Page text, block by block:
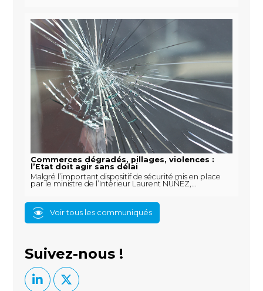
Commerces dégradés, pillages, violences :
l’Etat doit agir sans délai
Malgré l’important dispositif de sécurité mis en place
par le ministre de l’Intérieur Laurent NUÑEZ,...
Voir tous les communiqués
Suivez-nous !